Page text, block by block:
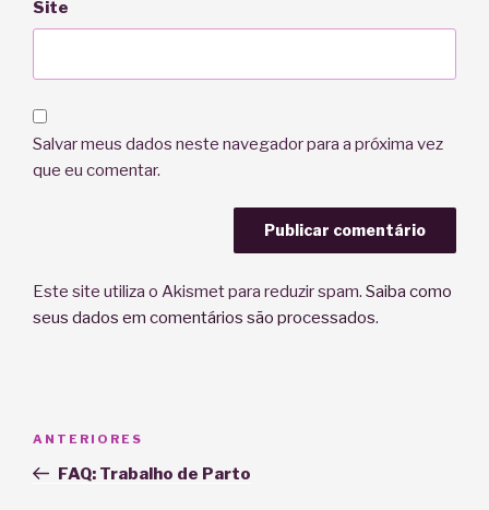
Site
Salvar meus dados neste navegador para a próxima vez
que eu comentar.
Este site utiliza o Akismet para reduzir spam. Saiba como
seus dados em comentários são processados.
Post
Post
anterior
ANTERIORES
FAQ: Trabalho de Parto